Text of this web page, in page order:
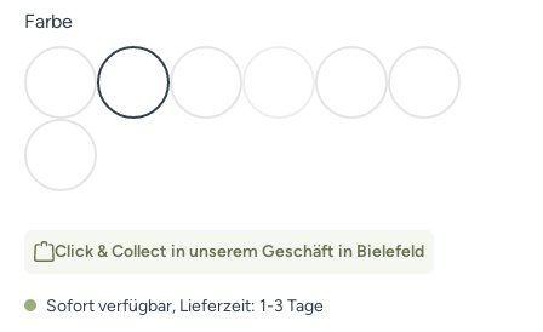
Farbeauswählen
Blaze Orange
Cover Elevated II Open Country
(Diese Option ist zurzeit nicht
Subalpine Waterfowl
Waterfowl Timber
Click & Collect in unserem Geschäft in Bielefeld
Sofort verfügbar, Lieferzeit: 1-3 Tage